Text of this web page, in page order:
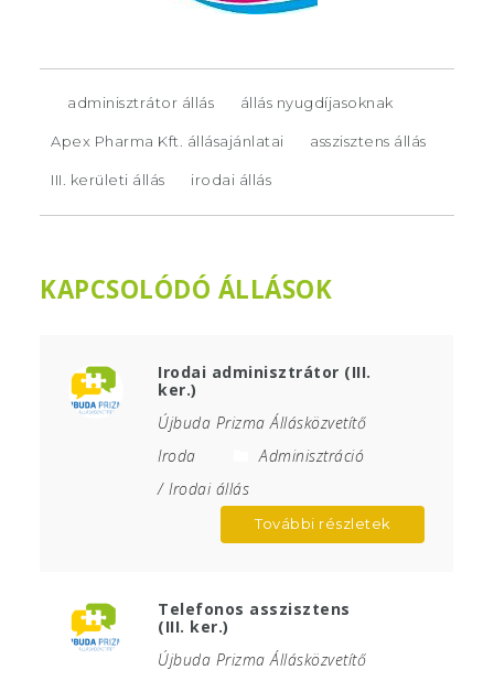
adminisztrátor állás állás nyugdíjasoknak
Apex Pharma Kft. állásajánlatai asszisztens állás
III. kerületi állás irodai állás
KAPCSOLÓDÓ ÁLLÁSOK
Irodai adminisztrátor (III.
ker.)
Újbuda Prizma Állásközvetítő
Iroda
Adminisztráció
/ Irodai állás
További részletek
Telefonos asszisztens
(III. ker.)
Újbuda Prizma Állásközvetítő